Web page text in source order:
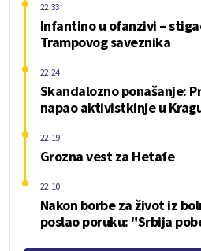
Infantino u ofanzivi –
Trampovog saveznika
22:33
Skandalozno ponašanje:
napao aktivistkinje u
22:24
Grozna vest za Hetafe
22:19
Nakon borbe za život iz
poslao poruku: "Srbija
22:10